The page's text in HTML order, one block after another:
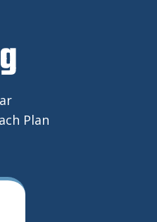
Plan